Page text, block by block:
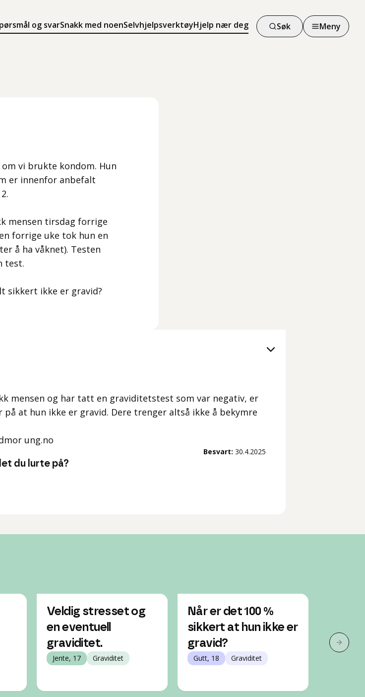
og svarSnakk med noenSelvhjelpsverktøyHjelp nær deg Søk Meny
vi brukte kondom. Hun
er innenfor anbefalt
mensen tirsdag forrige
forrige uke tok hun en
å ha våknet). Testen
test.
sikkert ikke er gravid?
mensen og har tatt en graviditetstest som var negativ, er
at hun ikke er gravid. Dere trenger altså ikke å bekymre
ung.no
Besvart: 30.4.2025
du lurte på?
Veldig stresset og
en eventuell
graviditet.
Jente, 17 Graviditet
Når er det 100 %
sikkert at hun ikke er
gravid?
Gutt, 18 Graviditet
Jente, 18
Neste